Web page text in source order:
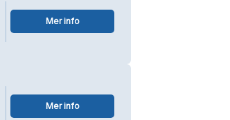
Mer info
Mer info